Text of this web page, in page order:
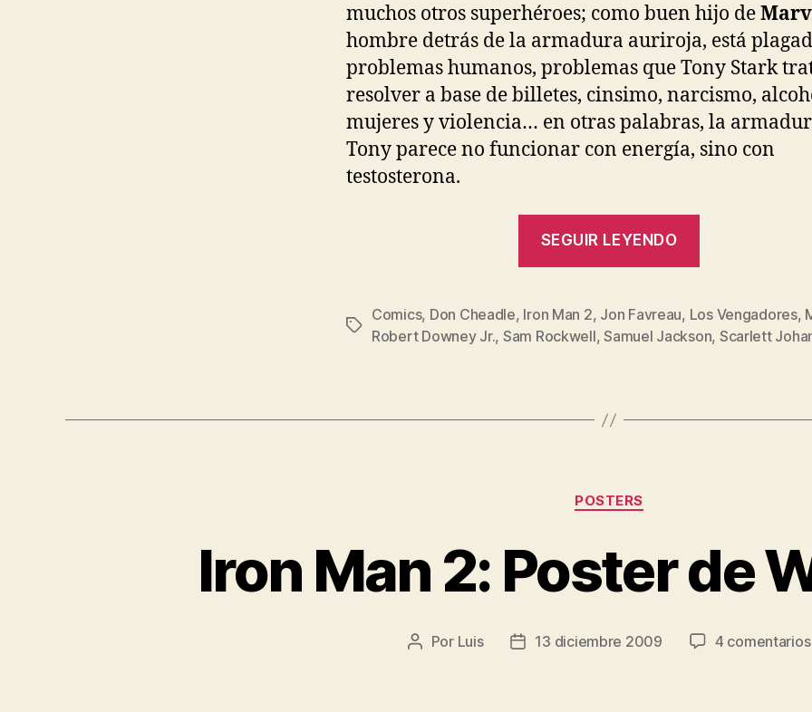
muchos otros superhéroes; como buen hijo de
hombre detrás de la armadura auriroja, está
problemas humanos, problemas que Tony Stark
resolver a base de billetes, cinsimo, narcismo,
mujeres y violencia… en otras palabras, la
Tony parece no funcionar con energía, sino con
testosterona.
SEGUIR LEYENDO
la
película»
Etiquetas
Comics, Don Cheadle, Iron Man 2, Jon Favreau, Los Vengadores,
Robert Downey Jr., Sam Rockwell,Samuel Jackson, Scarlett
Categorías
POSTERS
Iron Man 2: Poster de
Autor
Por Luis
Fecha13 diciembre 2009 4 comentarios